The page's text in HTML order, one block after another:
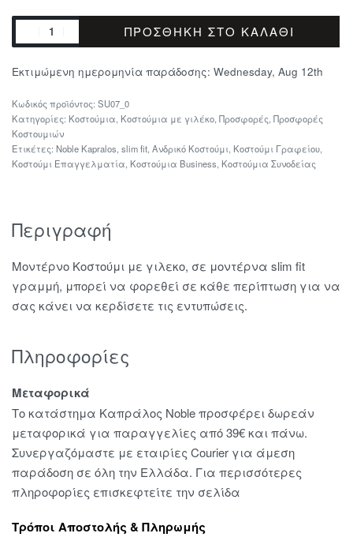
ΠΡΟΣΘΉΚΗ ΣΤΟ ΚΑΛΆΘΙ
Εκτιμώμενη ημερομηνία παράδοσης: Wednesday, Aug 12th
SU07_0
Κατηγορίες: Κοστούμια Κοστούμια με γιλέκο Προσφορές Προσφορές
Κοστουμιών
Ετικέτες: Noble Kapralos slim fit Ανδρικό Κοστούμι Κοστούμι Γραφείου
Κοστούμι Επαγγελματία Κοστούμια Business Κοστούμια Συνοδείας
Περιγραφή
Μοντέρνο Κοστούμι με γιλεκο, σε μοντέρνα slim fit
γραμμή, μπορεί να φορεθεί σε κάθε περίπτωση για να
σας κάνει να κερδίσετε τις εντυπώσεις.
Πληροφορίες
Μεταφορικά
Το κατάστημα Καπράλος Noble προσφέρει δωρεάν
μεταφορικά για παραγγελίες από 39€ και πάνω.
Συνεργαζόμαστε με εταιρίες Courier για άμεση
παράδοση σε όλη την Ελλάδα. Για περισσότερες
πληροφορίες επισκεφτείτε την σελίδα
Τρόποι Αποστολής & Πληρωμής